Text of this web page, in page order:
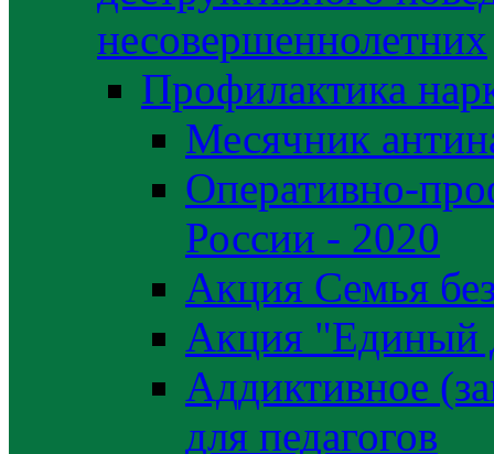
несовершеннолетних
Профилактика
Месячник
Оперативно-
России - 2020
Акция Семья
Акция "Единый
Аддиктивное
для педагогов